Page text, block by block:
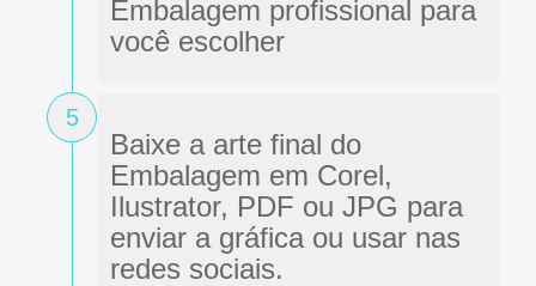
Embalagem profissional para
você escolher
5
Baixe a arte final do
Embalagem em Corel,
Ilustrator, PDF ou JPG para
enviar a gráfica ou usar nas
redes sociais.